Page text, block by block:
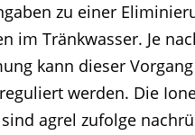
zu einer
im Tränkwasser. Je
kann dieser
werden. Die
agrel zufolge